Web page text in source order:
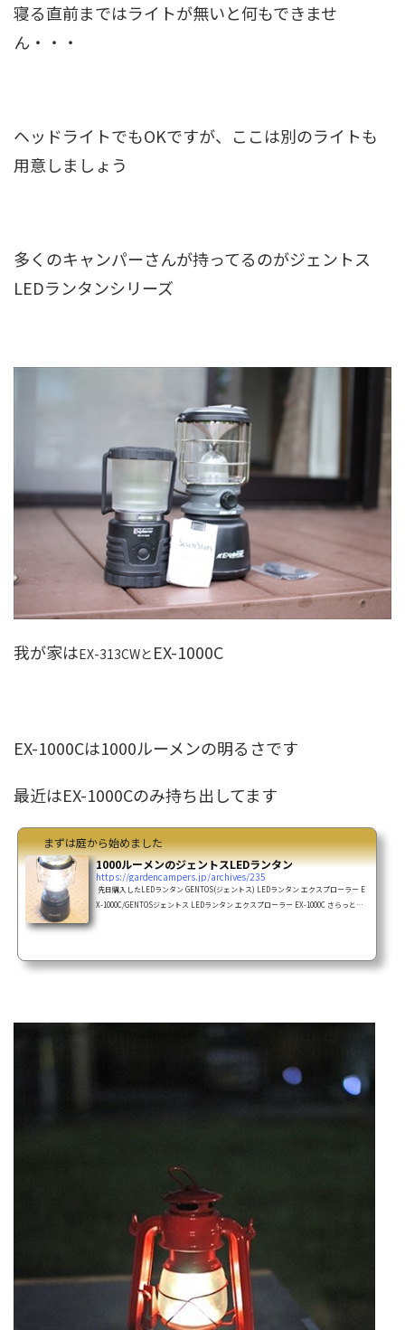
寝る直前まではライトが無いと何もできませ
ん・・・
ヘッドライトでもOKですが、ここは別のライトも
用意しましょう
多くのキャンパーさんが持ってるのがジェントス
LEDランタンシリーズ
我が家はEX-313CWと EX-1000C
EX-1000Cは1000ルーメンの明るさです
最近はEX-1000Cのみ持ち出してます
まずは庭から始めました
1000ルーメンのジェントスLEDランタン
https://gardencampers.jp/archives/235
先日購入したLEDランタン GENTOS(ジェントス) LEDランタン エクスプローラー E
X-1000C/GENTOSジェントス LEDランタン エクスプローラー EX-1000C さらっと紹
ャンパー御用達みたいなジェントスの777で280ルーメンですからね GENTOS(ジェン